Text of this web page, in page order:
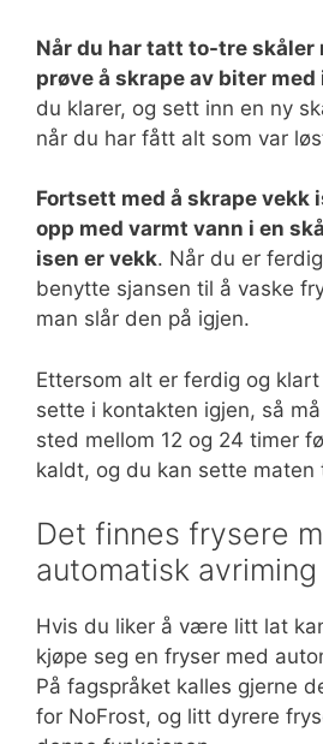
Når du har tatt to-tre skåler
prøve å skrape av biter med
du klarer, og sett inn en ny
når du har fått alt som var
Fortsett med å skrape vekk
opp med varmt vann i en
isen er vekk. Når du er
benytte sjansen til å vaske
man slår den på igjen.
Ettersom alt er ferdig og
sette i kontakten igjen, så
sted mellom 12 og 24 timer
kaldt, og du kan sette maten
Det finnes frysere
automatisk avriming
Hvis du liker å være litt lat
kjøpe seg en fryser med
På fagspråket kalles gjerne
for NoFrost, og litt dyrere